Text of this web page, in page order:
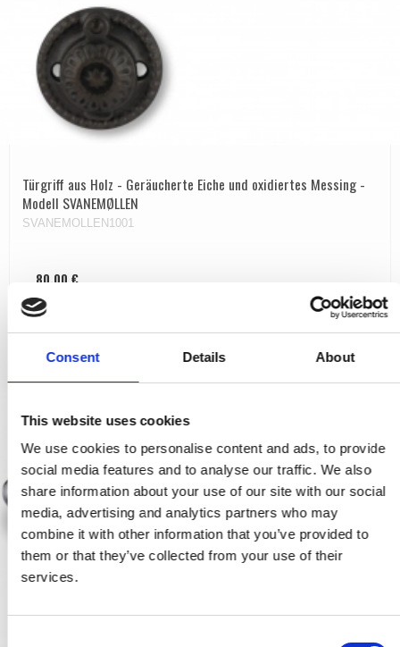
Consent Details About
This website uses cookies
We use cookies to personalise content and ads, to provide
social media features and to analyse our traffic. We also
share information about your use of our site with our social
media, advertising and analytics partners who may
combine it with other information that you’ve provided to
them or that they’ve collected from your use of their
services.
Türgriff aus Holz - Geräucherte Eiche und oxidiertes Messing -
Modell SVANEMØLLEN
SVANEMOLLEN1001
80,00 €